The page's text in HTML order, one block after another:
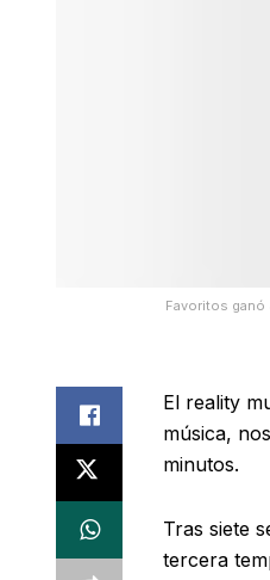
Favoritos ganó
El reality
música,
minutos.
Tras siete
tercera